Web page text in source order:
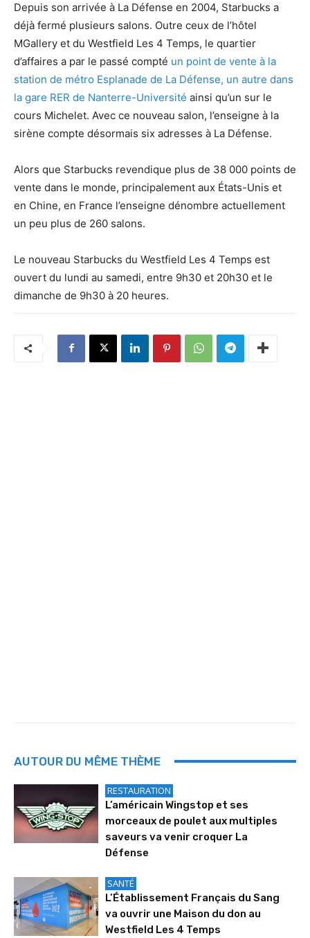
Depuis son arrivée à La Défense en 2004, Starbucks a
déjà fermé plusieurs salons. Outre ceux de l’hôtel
MGallery et du Westfield Les 4 Temps, le quartier
d’affaires a par le passé compté un point de vente à la
station de métro Esplanade de La Défense, un autre dans
la gare RER de Nanterre-Université ainsi qu’un sur le
cours Michelet. Avec ce nouveau salon, l’enseigne à la
sirène compte désormais six adresses à La Défense.
Alors que Starbucks revendique plus de 38 000 points de
vente dans le monde, principalement aux États-Unis et
en Chine, en France l’enseigne dénombre actuellement
un peu plus de 260 salons.
Le nouveau Starbucks du Westfield Les 4 Temps est
ouvert du lundi au samedi, entre 9h30 et 20h30 et le
dimanche de 9h30 à 20 heures.
AUTOUR DU MÊME THÈME
RESTAURATION
L’américain Wingstop et ses
morceaux de poulet aux multiples
saveurs va venir croquer La
Défense
SANTÉ
L’Établissement Français du Sang
va ouvrir une Maison du don au
Westfield Les 4 Temps